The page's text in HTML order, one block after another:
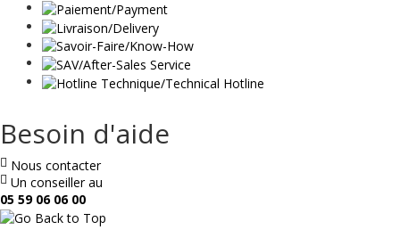
Besoin d'aide
Nous contacter
Un conseiller au
05 59 06 06 00